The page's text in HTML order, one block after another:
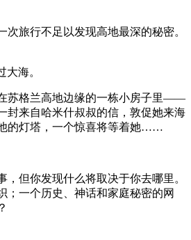
次旅行不足以发现高地最深的秘密。
大海。
苏格兰高地边缘的一栋小房子里——
封来自哈米什叔叔的信，敦促她来海
的灯塔，一个惊喜将等着她……
，但你发现什么将取决于你去哪里。
；一个历史、神话和家庭秘密的网